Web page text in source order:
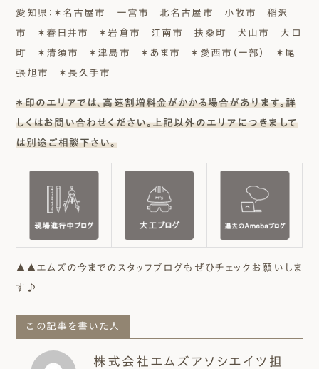
愛知県：＊名古屋市 一宮市 北名古屋市 小牧市 稲沢
市 ＊春日井市 ＊岩倉市 江南市 扶桑町 犬山市 大口
町 ＊清須市 ＊津島市 ＊あま市 ＊愛西市（一部） ＊尾
張旭市 ＊長久手市
＊印のエリアでは、高速割増料金がかかる場合があります。詳
しくはお問い合わせください。上記以外のエリアにつきまして
は別途ご相談下さい。
▲▲エムズの今までのスタッフブログもぜひチェックお願いしま
す♪
この記事を書いた人
株式会社エムズアソシエイツ担